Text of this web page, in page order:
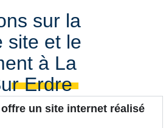
sur la
site et le
à La
Erdre
un site internet réalisé